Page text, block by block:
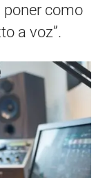
poner como
a voz”.